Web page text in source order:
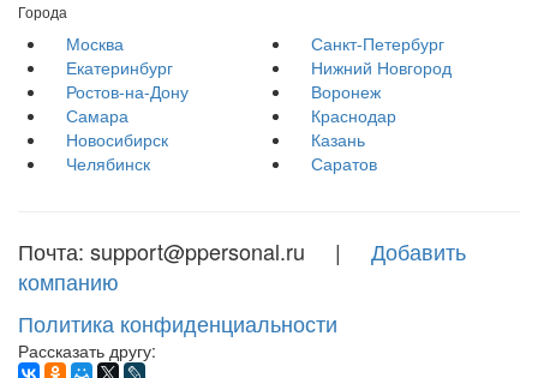
Города
Москва
Санкт-Петербург
Екатеринбург
Нижний Новгород
Ростов-на-Дону
Воронеж
Самара
Краснодар
Новосибирск
Казань
Челябинск
Саратов
Почта: support@ppersonal.ru | Добавить
компанию
Политика конфиденциальности
Рассказать другу: